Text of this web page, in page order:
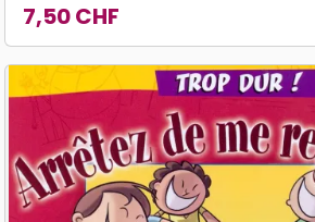
Prix
7,50 CHF